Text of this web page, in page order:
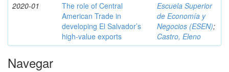
2020-01
The role of Central
American Trade in
developing El Salvador’s
high-value exports
Escuela Superior
de Economía y
Negocios (ESEN);
Castro, Eleno
Navegar